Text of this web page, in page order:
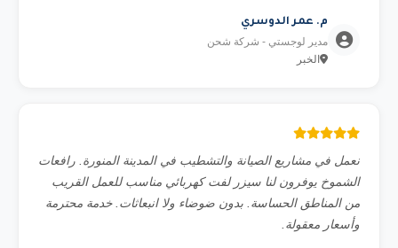
م. عمر الدوسري
مدير لوجستي - شركة شحن
الخبر
نعمل في مشاريع الصيانة والتشطيب في المدينة المنورة. رافعات
الشموخ يوفرون لنا سيزر لفت كهربائي مناسب للعمل القريب
من المناطق الحساسة. بدون ضوضاء ولا انبعاثات. خدمة محترمة
وأسعار معقولة.